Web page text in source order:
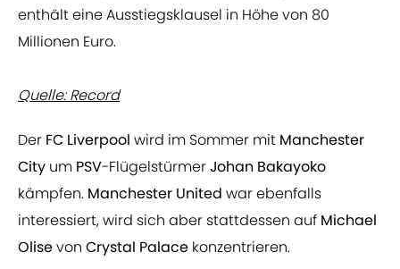
enthält eine Ausstiegsklausel in Höhe von 80
Millionen Euro.
Quelle: Record
Der FC Liverpool wird im Sommer mit Manchester
City um PSV-FlügelstürmerJohan Bakayoko
kämpfen. Manchester United war ebenfalls
interessiert, wird sich aber stattdessen auf Michael
Olisevon Crystal Palace konzentrieren.